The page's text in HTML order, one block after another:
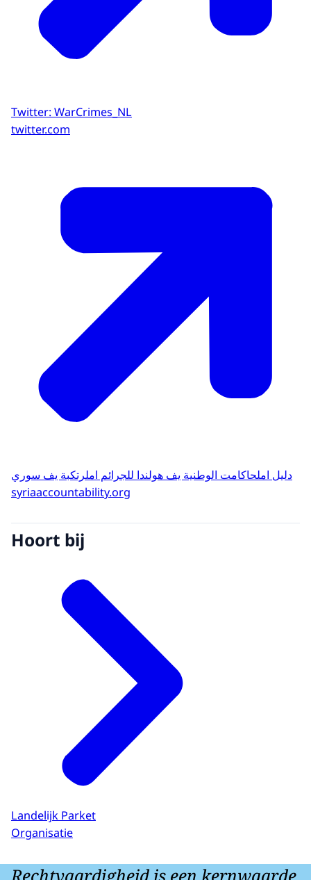
Twitter: WarCrimes_NL
twitter.com
دليل املحاكامت الوطنية يف هولندا للجرائم املرتكبة يف سوري
syriaaccountability.org
Hoort bij
Landelijk Parket
Organisatie
Rechtvaardigheid is een kernwaarde